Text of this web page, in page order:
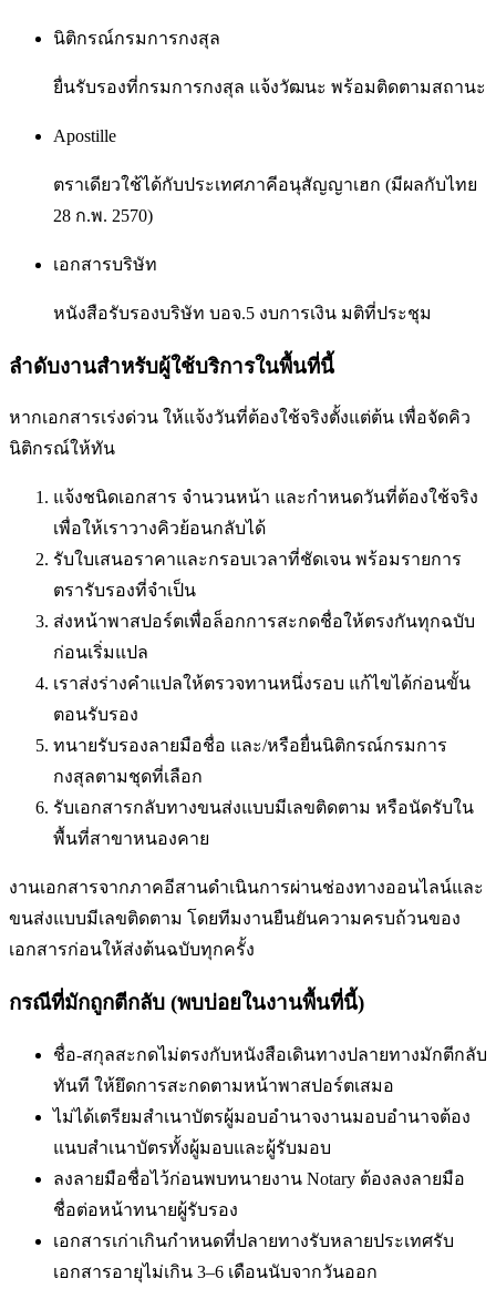
นิติกรณ์กรมการกงสุล
ยื่นรับรองที่กรมการกงสุล แจ้งวัฒนะ พร้อมติดตามสถานะ
Apostille
ตราเดียวใช้ได้กับประเทศภาคีอนุสัญญาเฮก (มีผลกับไทย
28 ก.พ. 2570)
เอกสารบริษัท
หนังสือรับรองบริษัท บอจ.5 งบการเงิน มติที่ประชุม
ลำดับงานสำหรับผู้ใช้บริการในพื้นที่นี้
หากเอกสารเร่งด่วน ให้แจ้งวันที่ต้องใช้จริงตั้งแต่ต้น เพื่อจัดคิว
นิติกรณ์ให้ทัน
แจ้งชนิดเอกสาร จำนวนหน้า และกำหนดวันที่ต้องใช้จริง
เพื่อให้เราวางคิวย้อนกลับได้
รับใบเสนอราคาและกรอบเวลาที่ชัดเจน พร้อมรายการ
ตรารับรองที่จำเป็น
ส่งหน้าพาสปอร์ตเพื่อล็อกการสะกดชื่อให้ตรงกันทุกฉบับ
ก่อนเริ่มแปล
เราส่งร่างคำแปลให้ตรวจทานหนึ่งรอบ แก้ไขได้ก่อนขั้น
ตอนรับรอง
ทนายรับรองลายมือชื่อ และ/หรือยื่นนิติกรณ์กรมการ
กงสุลตามชุดที่เลือก
รับเอกสารกลับทางขนส่งแบบมีเลขติดตาม หรือนัดรับใน
พื้นที่สาขาหนองคาย
งานเอกสารจากภาคอีสานดำเนินการผ่านช่องทางออนไลน์และ
ขนส่งแบบมีเลขติดตาม โดยทีมงานยืนยันความครบถ้วนของ
เอกสารก่อนให้ส่งต้นฉบับทุกครั้ง
กรณีที่มักถูกตีกลับ (พบบ่อยในงานพื้นที่นี้)
ชื่อ-สกุลสะกดไม่ตรงกับหนังสือเดินทางปลายทางมักตีกลับ
ทันที ให้ยึดการสะกดตามหน้าพาสปอร์ตเสมอ
ไม่ได้เตรียมสำเนาบัตรผู้มอบอำนาจงานมอบอำนาจต้อง
แนบสำเนาบัตรทั้งผู้มอบและผู้รับมอบ
ลงลายมือชื่อไว้ก่อนพบทนายงาน Notary ต้องลงลายมือ
ชื่อต่อหน้าทนายผู้รับรอง
เอกสารเก่าเกินกำหนดที่ปลายทางรับหลายประเทศรับ
เอกสารอายุไม่เกิน 3–6 เดือนนับจากวันออก